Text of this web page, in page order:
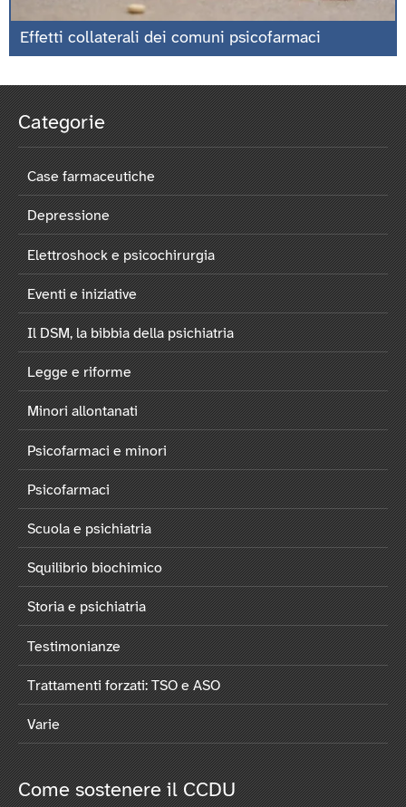
Effetti collaterali dei comuni psicofarmaci
Categorie
Case farmaceutiche
Depressione
Elettroshock e psicochirurgia
Eventi e iniziative
Il DSM, la bibbia della psichiatria
Legge e riforme
Minori allontanati
Psicofarmaci e minori
Psicofarmaci
Scuola e psichiatria
Squilibrio biochimico
Storia e psichiatria
Testimonianze
Trattamenti forzati: TSO e ASO
Varie
Come sostenere il CCDU